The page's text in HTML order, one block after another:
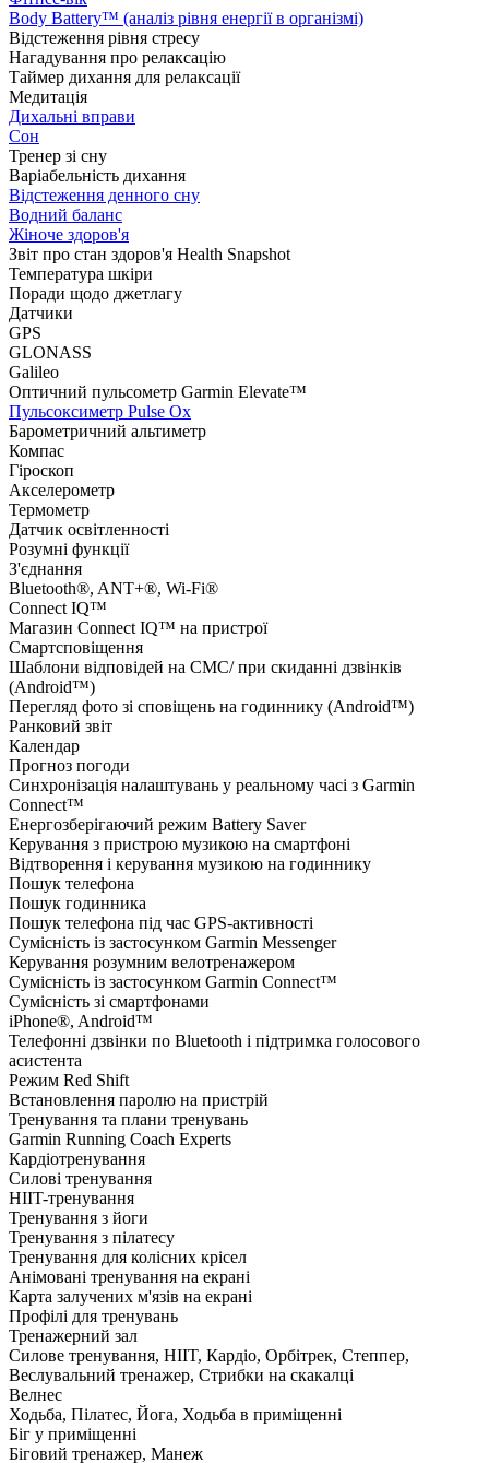
Body Battery™ (аналіз рівня енергії в організмі)
Відстеження рівня стресу
Нагадування про релаксацію
Таймер дихання для релаксації
Медитація
Дихальні вправи
Сон
Тренер зі сну
Варіабельність дихання
Відстеження денного сну
Водний баланс
Жіноче здоров'я
Звіт про стан здоров'я Health Snapshot
Температура шкіри
Поради щодо джетлагу
Датчики
GPS
GLONASS
Galileo
Оптичний пульсометр Garmin Elevate™
Пульсоксиметр Pulse Ox
Барометричний альтиметр
Компас
Гіроскоп
Акселерометр
Термометр
Датчик освітленності
Розумні функції
З'єднання
Bluetooth®, ANT+®, Wi-Fi®
Connect IQ™
Магазин Connect IQ™ на пристрої
Смартсповіщення
Шаблони відповідей на СМС/ при скиданні дзвінків
(Android™)
Перегляд фото зі сповіщень на годиннику (Android™)
Ранковий звіт
Календар
Прогноз погоди
Синхронізація налаштувань у реальному часі з Garmin
Connect™
Енергозберігаючий режим Battery Saver
Керування з пристрою музикою на смартфоні
Відтворення і керування музикою на годиннику
Пошук телефона
Пошук годинника
Пошук телефона під час GPS-активності
Сумісність із застосунком Garmin Messenger
Керування розумним велотренажером
Сумісність із застосунком Garmin Connect™
Сумісність зі смартфонами
iPhone®, Android™
Телефонні дзвінки по Bluetooth і підтримка голосового
асистента
Режим Red Shift
Встановлення паролю на пристрій
Тренування та плани тренувань
Garmin Running Coach Experts
Кардіотренування
Силові тренування
HIIT-тренування
Тренування з йоги
Тренування з пілатесу
Тренування для колісних крісел
Анімовані тренування на екрані
Карта залучених м'язів на екрані
Профілі для тренувань
Тренажерний зал
Силове тренування, HIIT, Кардіо, Орбітрек, Степпер,
Веслувальний тренажер, Стрибки на скакалці
Велнес
Ходьба, Пілатес, Йога, Ходьба в приміщенні
Біг у приміщенні
Біговий тренажер, Манеж